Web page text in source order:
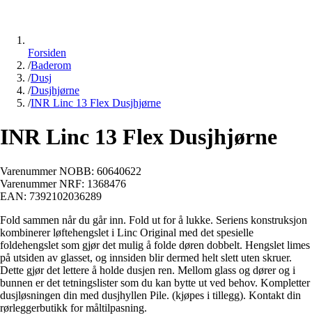
Forsiden
/Baderom
/Dusj
/Dusjhjørne
/INR Linc 13 Flex Dusjhjørne
INR Linc 13 Flex Dusjhjørne
Varenummer NOBB: 60640622
Varenummer NRF: 1368476
EAN: 7392102036289
Fold sammen når du går inn. Fold ut for å lukke. Seriens konstruksjon
kombinerer løftehengslet i Linc Original med det spesielle
foldehengslet som gjør det mulig å folde døren dobbelt. Hengslet limes
på utsiden av glasset, og innsiden blir dermed helt slett uten skruer.
Dette gjør det lettere å holde dusjen ren. Mellom glass og dører og i
bunnen er det tetningslister som du kan bytte ut ved behov. Kompletter
dusjløsningen din med dusjhyllen Pile. (kjøpes i tillegg). Kontakt din
rørleggerbutikk for måltilpasning.